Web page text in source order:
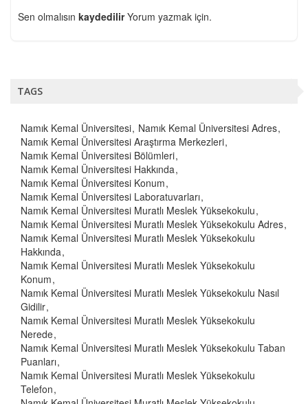
Sen olmalısın kaydedilirYorum yazmak için.
TAGS
Namık Kemal Üniversitesi Namık Kemal Üniversitesi Adres
Namık Kemal Üniversitesi Araştırma Merkezleri
Namık Kemal Üniversitesi Bölümleri
Namık Kemal Üniversitesi Hakkında
Namık Kemal Üniversitesi Konum
Namık Kemal Üniversitesi Laboratuvarları
Namık Kemal Üniversitesi Muratlı Meslek Yüksekokulu
Namık Kemal Üniversitesi Muratlı Meslek Yüksekokulu Adres
Namık Kemal Üniversitesi Muratlı Meslek Yüksekokulu
Hakkında
Namık Kemal Üniversitesi Muratlı Meslek Yüksekokulu
Konum
Namık Kemal Üniversitesi Muratlı Meslek Yüksekokulu Nasıl
Gidilir
Namık Kemal Üniversitesi Muratlı Meslek Yüksekokulu
Nerede
Namık Kemal Üniversitesi Muratlı Meslek Yüksekokulu Taban
Puanları
Namık Kemal Üniversitesi Muratlı Meslek Yüksekokulu
Telefon